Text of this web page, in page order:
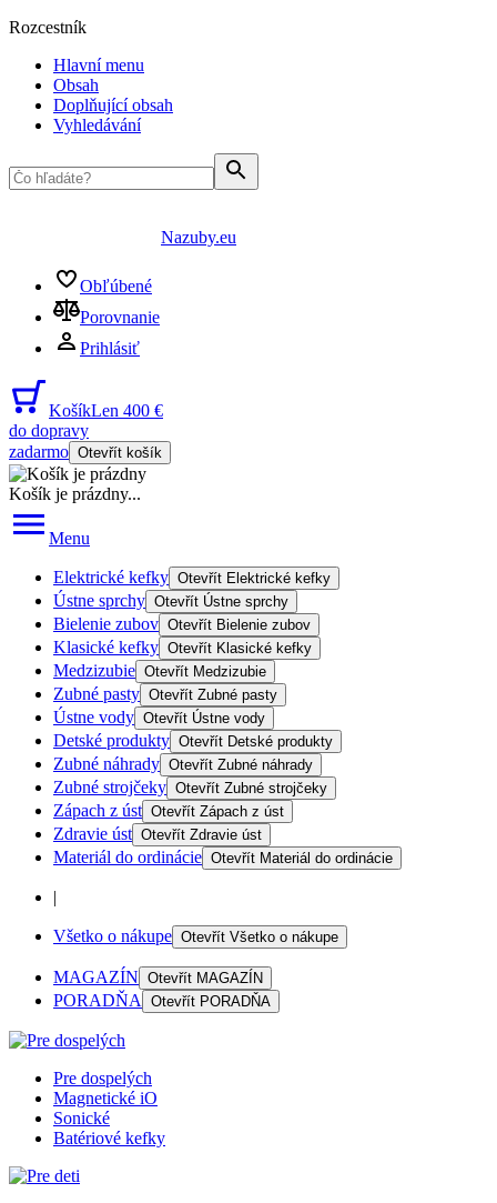
Rozcestník
Hlavní menu
Obsah
Doplňující obsah
Vyhledávání
Nazuby.eu
Obľúbené
Porovnanie
Prihlásiť
KošíkLen 400 €
do dopravy
zadarmo Otevřít košík
Košík je prázdny...
Menu
Elektrické kefky Otevřít Elektrické kefky
Ústne sprchy Otevřít Ústne sprchy
Bielenie zubov Otevřít Bielenie zubov
Klasické kefky Otevřít Klasické kefky
Medzizubie Otevřít Medzizubie
Zubné pasty Otevřít Zubné pasty
Ústne vody Otevřít Ústne vody
Detské produkty Otevřít Detské produkty
Zubné náhrady Otevřít Zubné náhrady
Zubné strojčeky Otevřít Zubné strojčeky
Zápach z úst Otevřít Zápach z úst
Zdravie úst Otevřít Zdravie úst
Materiál do ordinácie Otevřít Materiál do ordinácie
|
Všetko o nákupe Otevřít Všetko o nákupe
MAGAZÍN Otevřít MAGAZÍN
PORADŇA Otevřít PORADŇA
Pre dospelých
Magnetické iO
Sonické
Batériové kefky